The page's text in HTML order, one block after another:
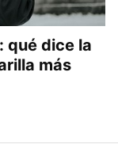
qué dice la
más